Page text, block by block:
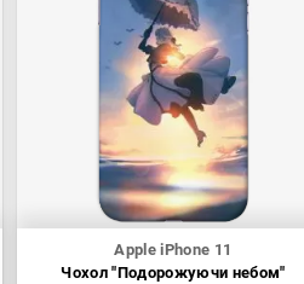
Apple iPhone 11
Чохол "Подорожуючи небом"